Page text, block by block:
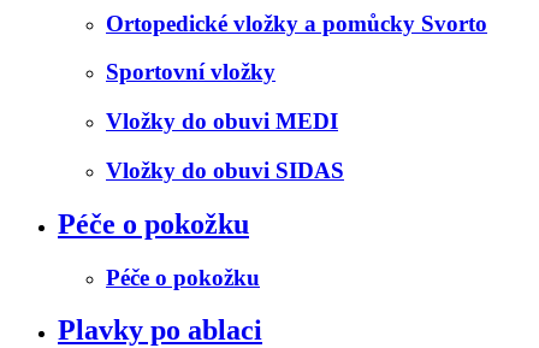
Ortopedické vložky a pomůcky Svorto
Sportovní vložky
Vložky do obuvi MEDI
Vložky do obuvi SIDAS
Péče o pokožku
Péče o pokožku
Plavky po ablaci